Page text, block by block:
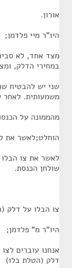
אורון.
היו"ר מיי פלדמן;
מצד אחד, לא
במחירי הדלק,
שני יש להבטיח
משמעותית.
מהממונה על
הוחלט;לאשר את
לאשר את צו הבלו
שולחן הכנסת.
צו הבלו על דלק
היו"ר מ" פלדמן;
אנחנו עוברים
דלק (הטלת בלו)